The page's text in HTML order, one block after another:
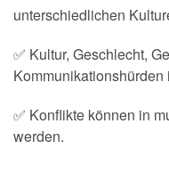
unterschiedlichen
✅ Kultur, Geschlecht,
✅ Konflikte können in
werden.